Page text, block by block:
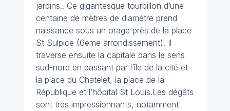
jardins.. Ce gigantesque tourbillon d’une
centaine de mètres de diamètre prend
naissance sous un orage près de la place
St Sulpice (6eme arrondissement). Il
traverse ensuite la capitale dans le sens
sud-nord en passant par l’île de la cité et
la place du Chatelet, la place de la
République et l’hôpital St Louis.Les dégâts
sont très impressionnants, notamment